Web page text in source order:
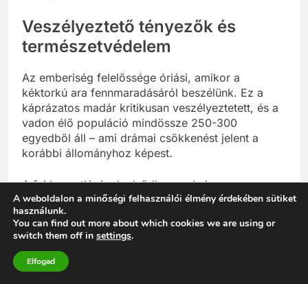
Veszélyeztető tényezők és
természetvédelem
Az emberiség felelőssége óriási, amikor a
kéktorkú ara fennmaradásáról beszélünk. Ez a
káprázatos madár kritikusan veszélyeztetett, és a
vadon élő populáció mindössze 250-300
egyedből áll – ami drámai csökkenést jelent a
korábbi állományhoz képest.
A faj hanyatlásának elsődleges okai:
Élőhelyvesztés és -fragmentáció
mezőgazdasági területek terjeszkedése, a
csökkentette a kéktorkú ara természetes
élőhelyét. Különösen a motacú pálmaerdők
A weboldalon a minőségi felhasználói élmény érdekében sütiket
használunk.
You can find out more about which cookies we are using or
switch them off in settings.
Elfogad